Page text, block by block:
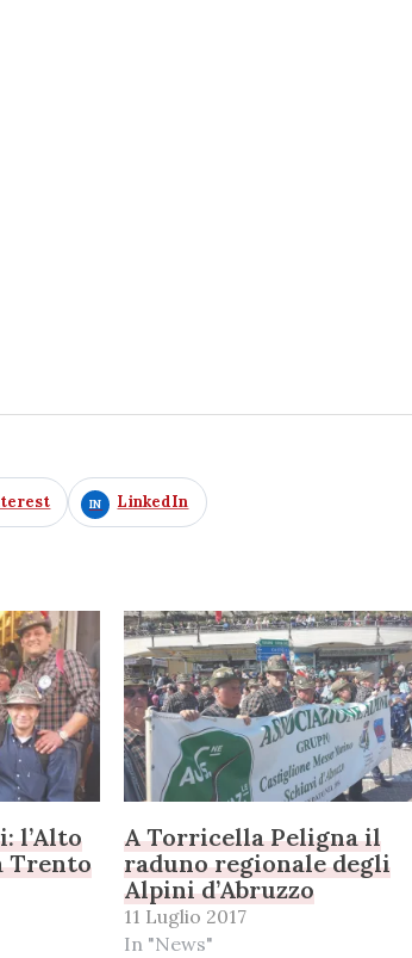
LinkedIn
l’Alto
Trento
A Torricella Peligna il
raduno regionale degli
Alpini d’Abruzzo
11 Luglio 2017
In "News"